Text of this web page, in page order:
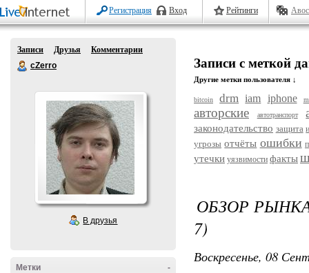
Регистрация Вход Рейтинги
Записи Друзья
Комментарии
cZerro
В друзья
-
Метки
Записи с меткой
Другие метки пользователя ↓
bitcoin drm iam iphone
авторские автотранспорт
законодательство защита
угрозы отчёты ошибки
утечки уязвимости факты
ОБЗОР
7)
Воскресенье, 08